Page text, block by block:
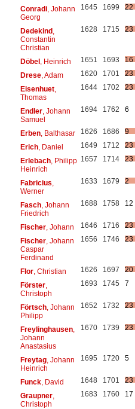
Conradi, Johann
Georg
1645 1699 22
Dedekind,
Constantin
Christian
1628 1715 23
Döbel, Heinrich 1651 1693
16
Drese, Adam 1620 1701
23
Eisenhuet,
Thomas
1644 1702 23
Endler, Johann
Samuel
1694 1762 6
Erben, Balthasar 1626 1686
9
Erich, Daniel 1649 1712
23
Erlebach, Philipp
Heinrich
1657 1714 23
Fabricius
Werner
1633 1679 2
Fasch, Johann
Friedrich
1688 1758 12
Fischer, Johann 1646 1716
23
Fischer, Johann
Caspar
Ferdinand
1656 1746 23
Flor, Christian 1626 1697
20
Förster,
Christoph
1693 1745 7
Förtsch, Johann
Philipp
1652 1732 23
Freylinghausen,
Johann
Anastasius
1670 1739 23
Freytag, Johann
Heinrich
1695 1720 5
Funck, David 1648 1701
23
Graupner,
Christoph
1683 1760 17